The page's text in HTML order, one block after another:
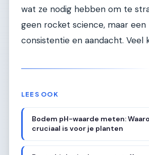
wat ze nodig hebben om te
geen rocket science, maar een
consistentie en aandacht. Veel
LEES OOK
Bodem pH-waarde meten:
cruciaal is voor je planten